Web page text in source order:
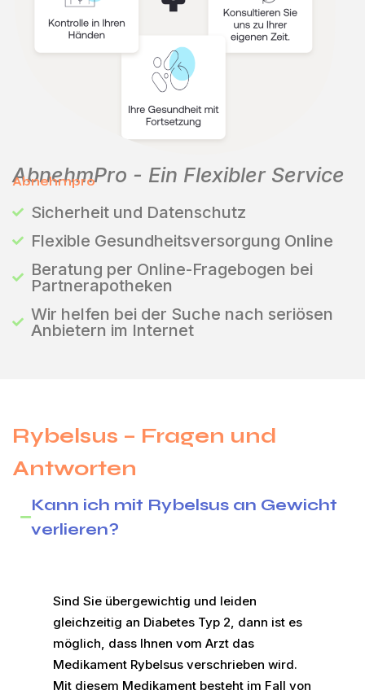
AbnehmPro - Ein Flexibler Service
Abnehmpro
Sicherheit und Datenschutz
Flexible Gesundheitsversorgung Online
Beratung per Online-Fragebogen bei
Partnerapotheken
Wir helfen bei der Suche nach seriösen
Anbietern im Internet
Rybelsus – Fragen und
Antworten
Kann ich mit Rybelsus an Gewicht
verlieren?
Sind Sie übergewichtig und leiden
gleichzeitig an Diabetes Typ 2, dann ist es
möglich, dass Ihnen vom Arzt das
Medikament Rybelsus verschrieben wird.
Mit diesem Medikament besteht im Fall von